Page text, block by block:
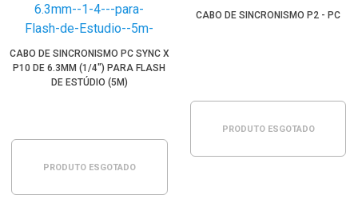
CABO DE SINCRONISMO PC SYNC X
P10 DE 6.3MM (1/4") PARA FLASH
DE ESTÚDIO (5M)
PRODUTO ESGOTADO
CABO DE SINCRONISMO P2 - PC
PRODUTO ESGOTADO